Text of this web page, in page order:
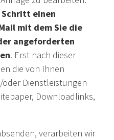
einen
mit dem Sie die
angeforderten
. Erst nach dieser
die von Ihnen
Dienstleistungen
Downloadlinks,
verarbeiten wir